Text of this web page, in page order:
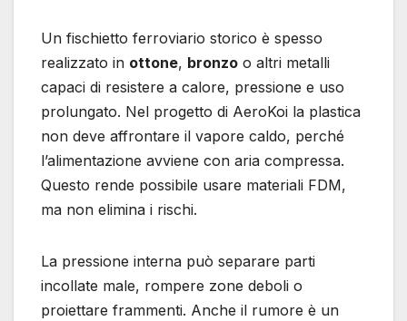
Un fischietto ferroviario storico è spesso
realizzato in ottone, bronzo o altri metalli
capaci di resistere a calore, pressione e uso
prolungato. Nel progetto di AeroKoi la plastica
non deve affrontare il vapore caldo, perché
l’alimentazione avviene con aria compressa.
Questo rende possibile usare materiali FDM,
ma non elimina i rischi.
La pressione interna può separare parti
incollate male, rompere zone deboli o
proiettare frammenti. Anche il rumore è un